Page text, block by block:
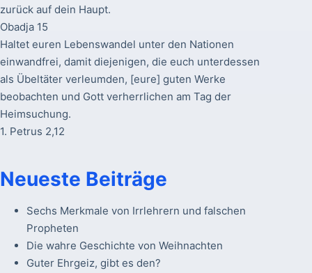
zurück auf dein Haupt.
Obadja 15
Haltet euren Lebenswandel unter den Nationen
einwandfrei, damit diejenigen, die euch unterdessen
als Übeltäter verleumden, [eure] guten Werke
beobachten und Gott verherrlichen am Tag der
Heimsuchung.
1. Petrus 2,12
Neueste Beiträge
Sechs Merkmale von Irrlehrern und falschen
Propheten
Die wahre Geschichte von Weihnachten
Guter Ehrgeiz, gibt es den?